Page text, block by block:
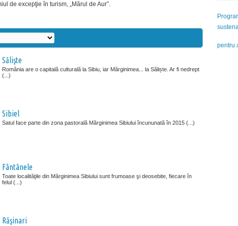
de excepţie în turism, „Mărul de Aur”.
Sălişte
România are o capitală culturală la Sibiu, iar Mărginimea... la Săliște. Ar fi nedrept
(...)
Sibiel
Satul face parte din zona pastorală Mărginimea Sibiului încununată în 2015 (...)
Fântânele
Toate localităţile din Mărginimea Sibiului sunt frumoase şi deosebite, fiecare în
felul (...)
Răşinari
pentru